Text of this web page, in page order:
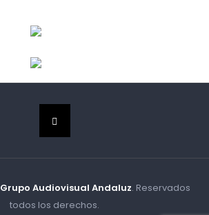
Grupo Audiovisual Andaluz. Reservados
todos los derechos.